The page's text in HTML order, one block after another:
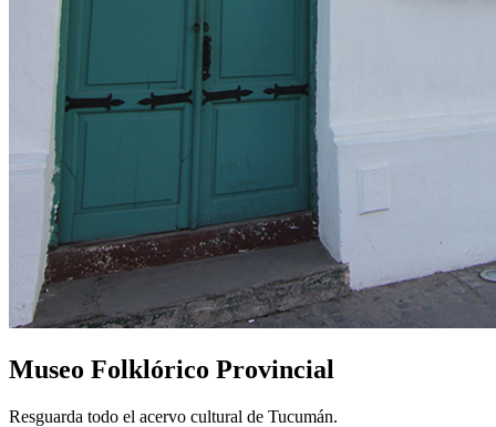
Museo Folklórico Provincial
Resguarda todo el acervo cultural de Tucumán.